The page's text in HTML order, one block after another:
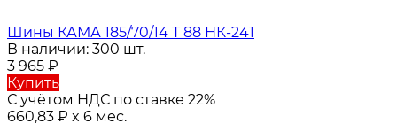
Шины КАМА 185/70/14 T 88 НК-241
В наличии: 300 шт.
3 965 ₽
Купить
С учётом НДС по ставке 22%
660,83 ₽ x 6 мес.